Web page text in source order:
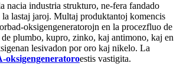
nacia industria strukturo, ne-fera fandado
lastaj jaroj. Multaj produktantoj komencis
oksigengeneratorojn en la procezfluo de
plumbo, kupro, zinko, kaj antimono, kaj en
lesivadon por oro kaj nikelo. La
oksigengeneratoroestis vastigita.